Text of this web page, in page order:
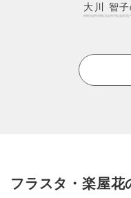
大川 智子
フラスタ・楽屋